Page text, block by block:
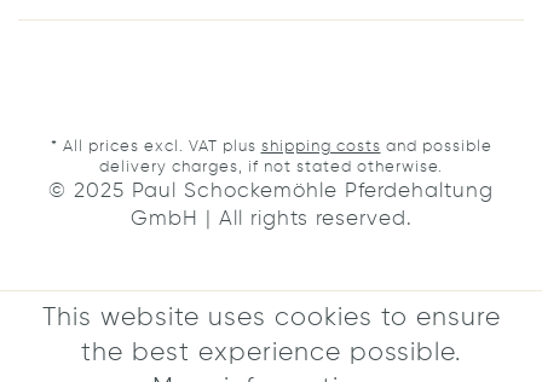
* All prices excl. VAT plus shipping costs and possible
delivery charges, if not stated otherwise.
© 2025 Paul Schockemöhle Pferdehaltung
GmbH | All rights reserved.
This website uses cookies to ensure
the best experience possible.